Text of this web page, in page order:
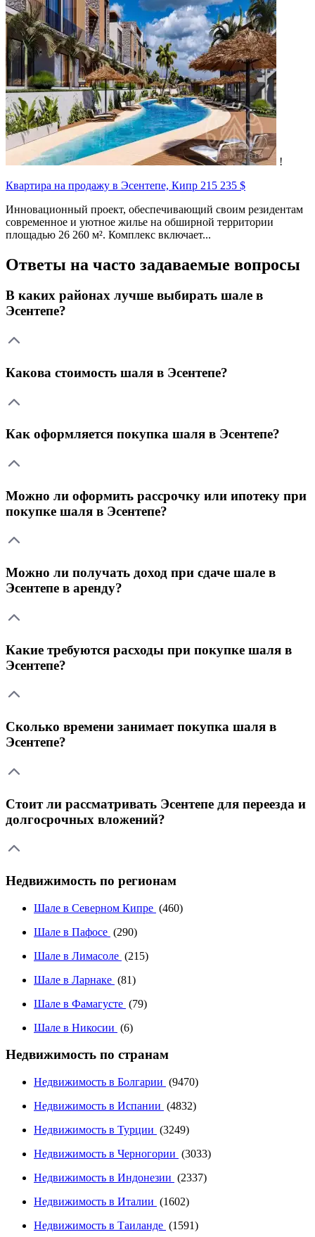
!
Квартира на продажу в Эсентепе, Кипр 215 235 $
Инновационный проект, обеспечивающий своим резидентам
современное и уютное жилье на обширной территории
площадью 26 260 м². Комплекс включает...
Ответы на часто задаваемые вопросы
В каких районах лучше выбирать шале в
Эсентепе?
Какова стоимость шаля в Эсентепе?
Как оформляется покупка шаля в Эсентепе?
Можно ли оформить рассрочку или ипотеку при
покупке шаля в Эсентепе?
Можно ли получать доход при сдаче шале в
Эсентепе в аренду?
Какие требуются расходы при покупке шаля в
Эсентепе?
Сколько времени занимает покупка шаля в
Эсентепе?
Стоит ли рассматривать Эсентепе для переезда и
долгосрочных вложений?
Недвижимость по регионам
Шале в Северном Кипре (460)
Шале в Пафосе (290)
Шале в Лимасоле (215)
Шале в Ларнаке (81)
Шале в Фамагусте (79)
Шале в Никосии (6)
Недвижимость по странам
Недвижимость в Болгарии (9470)
Недвижимость в Испании (4832)
Недвижимость в Турции (3249)
Недвижимость в Черногории (3033)
Недвижимость в Индонезии (2337)
Недвижимость в Италии (1602)
Недвижимость в Таиланде (1591)